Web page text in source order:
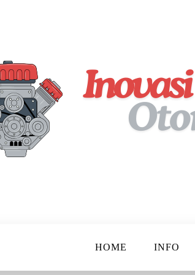
HOME INFO